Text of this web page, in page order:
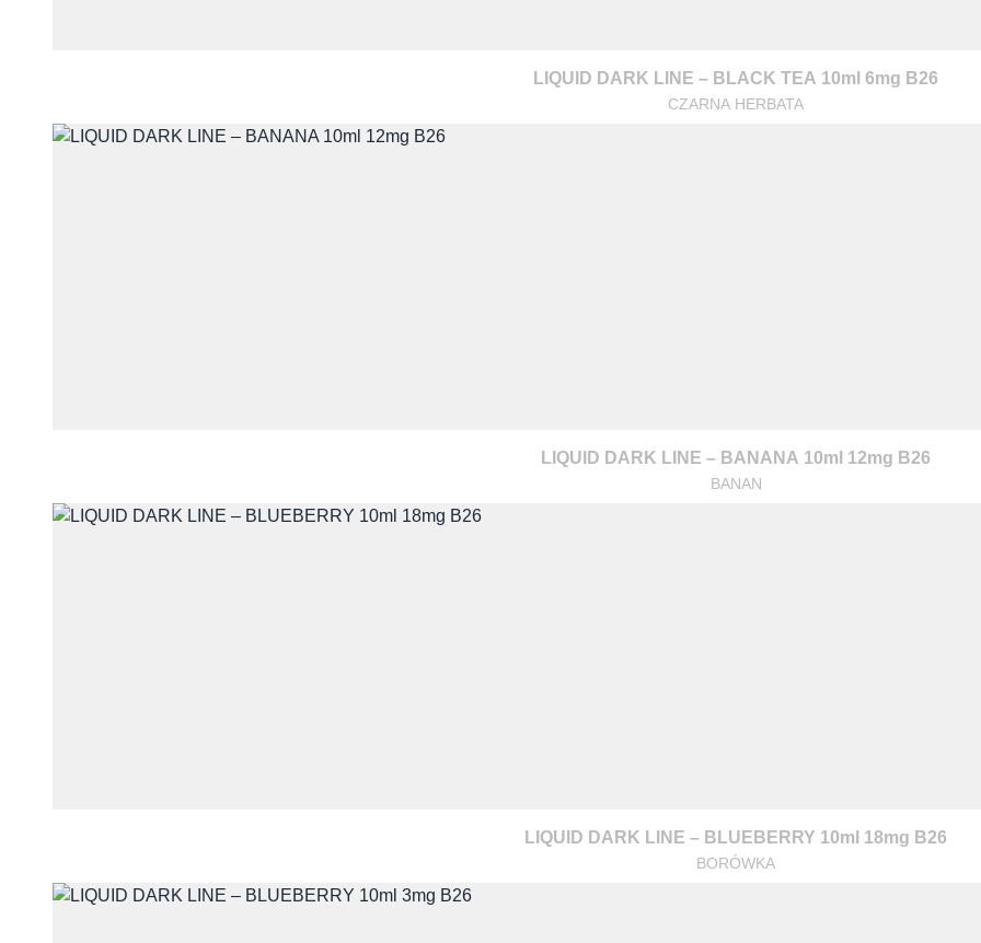
LIQUID DARK LINE – BLACK TEA 10ml 6mg B26
CZARNA HERBATA
LIQUID DARK LINE – BANANA 10ml 12mg B26
BANAN
LIQUID DARK LINE – BLUEBERRY 10ml 18mg B26
BORÓWKA